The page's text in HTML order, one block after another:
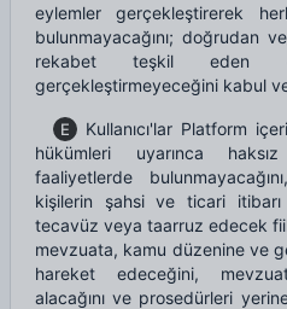
eylemler gerçekleştirerek
bulunmayacağını; doğrudan
rekabet teşkil eden
gerçekleştirmeyeceğini kabul
E
Kullanıcı'lar Platform
hükümleri uyarınca
faaliyetlerde
kişilerin şahsi ve ticari itibarı
tecavüz veya taarruz edecek
mevzuata, kamu düzenine ve
hareket edeceğini,
alacağını ve prosedürleri